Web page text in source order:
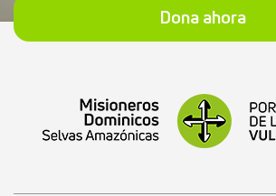
Dona ahora